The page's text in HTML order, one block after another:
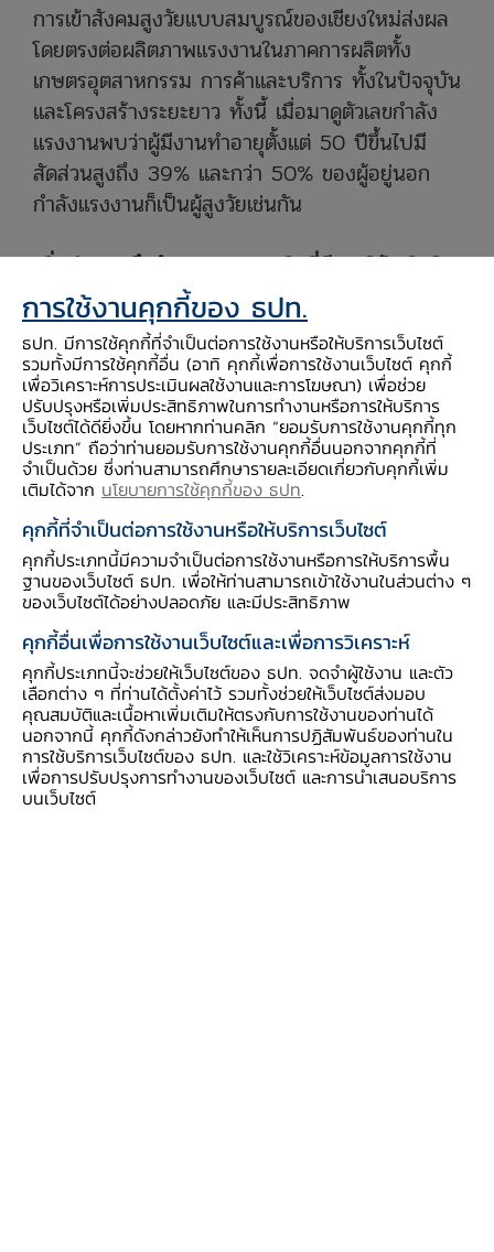
การเข้าสังคมสูงวัยแบบสมบูรณ์ของเชียงใหม่ส่งผล
โดยตรงต่อผลิตภาพแรงงานในภาคการผลิตทั้ง
เกษตรอุตสาหกรรม การค้าและบริการ ทั้งในปัจจุบัน
และโครงสร้างระยะยาว ทั้งนี้ เมื่อมาดูตัวเลขกำลัง
แรงงานพบว่าผู้มีงานทำอายุตั้งแต่ 50 ปีขึ้นไปมี
สัดส่วนสูงถึง 39% และกว่า 50% ของผู้อยู่นอก
กำลังแรงงานก็เป็นผู้สูงวัยเช่นกัน
“ยิ่งบ่งบอกถึงศักยภาพเศรษฐกิจที่มีแนวโน้มเติบโต
ต่ำในระยะยาว เราอาจเห็นภาพภาวะเศรษฐกิจ การ
ผลิต รายได้ครัวเรือน และการกินอยู่จับจ่ายใช้สอย
ไม่เติบโตเท่าที่ควร”
ขณะเดียวกันเชียงใหม่ดึงดูดนักท่องเที่ยวทั้งไทยและ
การใช้งานคุกกี้ของ ธปท.
ธปท. มีการใช้คุกกี้ที่จำเป็นต่อการใช้งานหรือให้บริการเว็บไซต์
รวมทั้งมีการใช้คุกกี้อื่น (อาทิ คุกกี้เพื่อการใช้งานเว็บไซต์ คุกกี้
เพื่อวิเคราะห์การประเมินผลใช้งานและการโฆษณา) เพื่อช่วย
ปรับปรุงหรือเพิ่มประสิทธิภาพในการทำงานหรือการให้บริการ
เว็บไซต์ได้ดียิ่งขึ้น โดยหากท่านคลิก “ยอมรับการใช้งานคุกกี้ทุก
ประเภท” ถือว่าท่านยอมรับการใช้งานคุกกี้อื่นนอกจากคุกกี้ที่
จำเป็นด้วย ซึ่งท่านสามารถศึกษารายละเอียดเกี่ยวกับคุกกี้เพิ่ม
เติมได้จาก นโยบายการใช้คุกกี้ของ ธปท.
คุกกี้ที่จำเป็นต่อการใช้งานหรือให้บริการเว็บไซต์
คุกกี้ประเภทนี้มีความจำเป็นต่อการใช้งานหรือการให้บริการพื้น
ฐานของเว็บไซต์ ธปท. เพื่อให้ท่านสามารถเข้าใช้งานในส่วนต่าง ๆ
ของเว็บไซต์ได้อย่างปลอดภัย และมีประสิทธิภาพ
คุกกี้อื่นเพื่อการใช้งานเว็บไซต์และเพื่อการวิเคราะห์
คุกกี้ประเภทนี้จะช่วยให้เว็บไซต์ของ ธปท. จดจำผู้ใช้งาน และตัว
เลือกต่าง ๆ ที่ท่านได้ตั้งค่าไว้ รวมทั้งช่วยให้เว็บไซต์ส่งมอบ
คุณสมบัติและเนื้อหาเพิ่มเติมให้ตรงกับการใช้งานของท่านได้
นอกจากนี้ คุกกี้ดังกล่าวยังทำให้เห็นการปฏิสัมพันธ์ของท่านใน
การใช้บริการเว็บไซต์ของ ธปท. และใช้วิเคราะห์ข้อมูลการใช้งาน
เพื่อการปรับปรุงการทำงานของเว็บไซต์ และการนำเสนอบริการ
บนเว็บไซต์